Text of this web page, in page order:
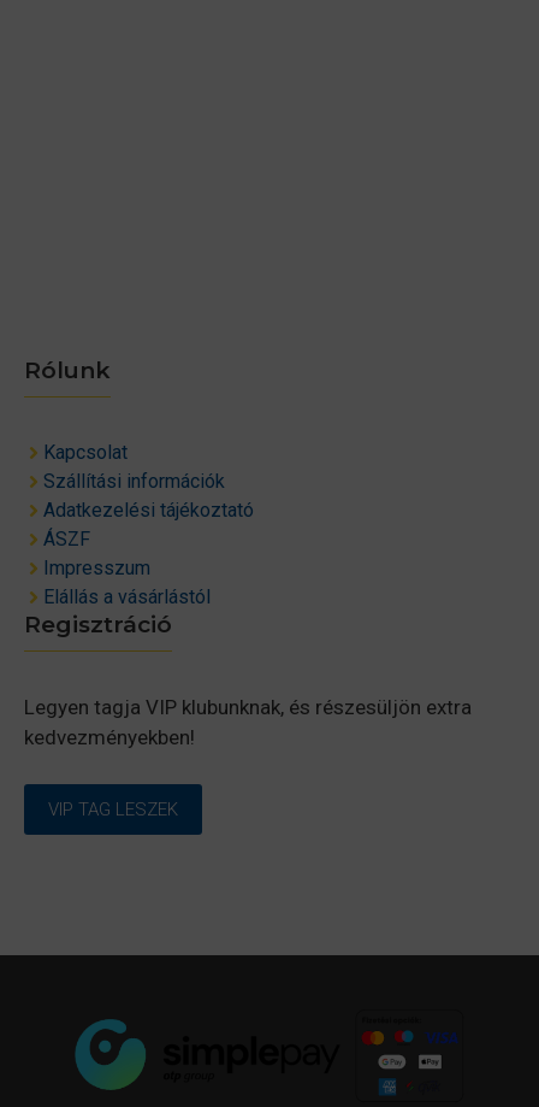
Rólunk
Kapcsolat
Szállítási információk
Adatkezelési tájékoztató
ÁSZF
Impresszum
Elállás a vásárlástól
Regisztráció
Legyen tagja VIP klubunknak, és részesüljön extra
kedvezményekben!
VIP TAG LESZEK